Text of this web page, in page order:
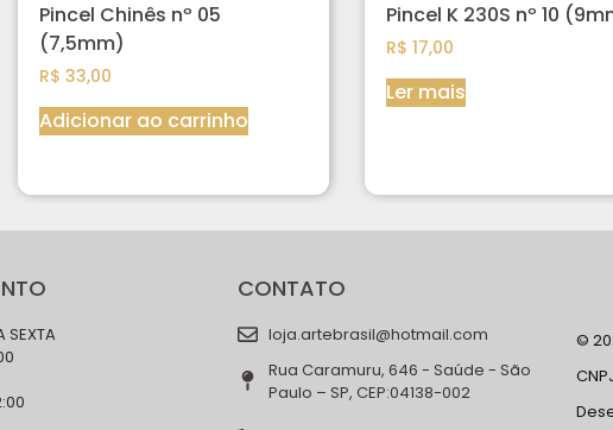
Pincel Chinês nº 05
(7,5mm)
R$ 33,00
Adicionar ao carrinho
Pincel K 230S nº 10
R$ 17,00
Ler mais
SEXTA
CONTATO
loja.artebrasil@hotmail.com
Rua Caramuru, 646 - Saúde - São
Paulo – SP, CEP:04138-002
©